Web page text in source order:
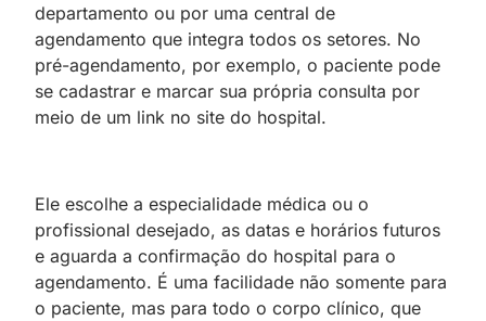
departamento ou por uma central de
agendamento que integra todos os setores. No
pré-agendamento, por exemplo, o paciente pode
se cadastrar e marcar sua própria consulta por
meio de um link no site do hospital.
Ele escolhe a especialidade médica ou o
profissional desejado, as datas e horários futuros
e aguarda a confirmação do hospital para o
agendamento. É uma facilidade não somente para
o paciente, mas para todo o corpo clínico, que